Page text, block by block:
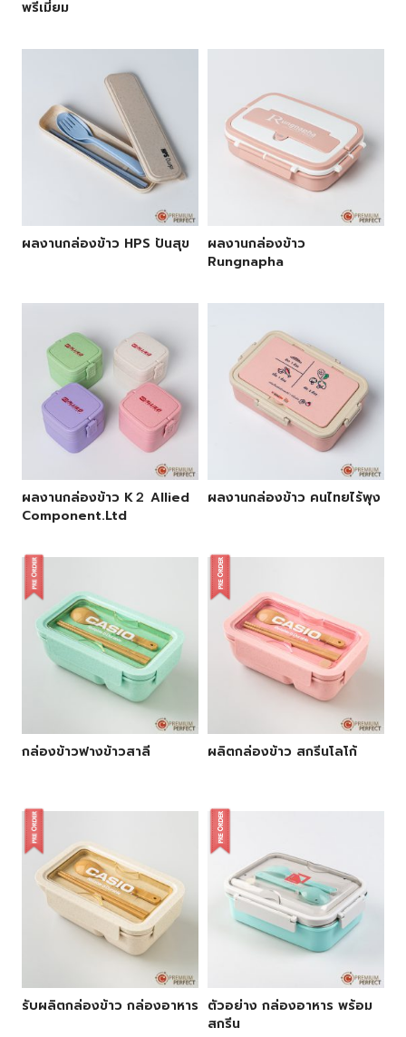
พรีเมี่ยม
ผลงานกล่องข้าว HPS ปันสุข
ผลงานกล่องข้าว
Rungnapha
ผลงานกล่องข้าว K２ Allied
Component.Ltd
ผลงานกล่องข้าว คนไทยไร้พุง
กล่องข้าวฟางข้าวสาลี ผลิตกล่องข้าว สกรีนโลโก้
รับผลิตกล่องข้าว กล่องอาหาร ตัวอย่าง กล่องอาหาร พร้อม
สกรีน